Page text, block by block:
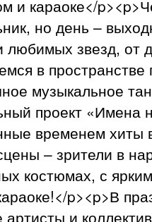
и караоке</
но день –
любимых звезд, от
в
музыкальное
проект «Имена
временем хиты
– зрители в
костюмах, с
p><p>В
и